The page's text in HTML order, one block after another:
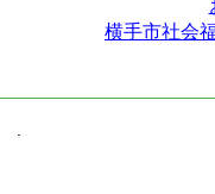
横手市社会